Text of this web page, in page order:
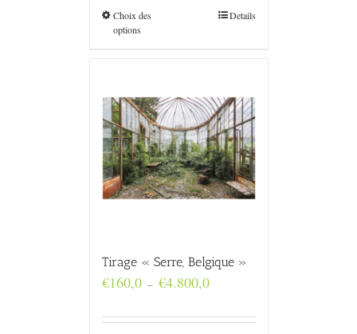
Choix des
options
Details
Tirage « Serre, Belgique »
€160,0 – €4.800,0Plage
€160,0